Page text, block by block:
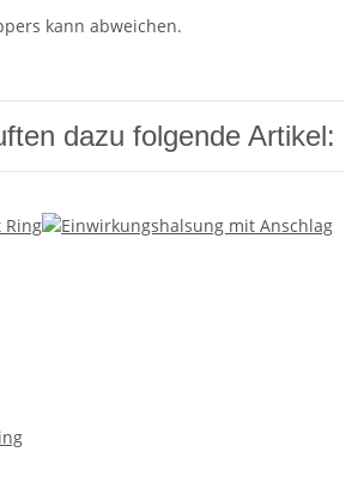
kann abweichen.
dazu folgende Artikel: